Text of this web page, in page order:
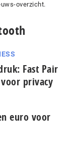
overzicht.
Fast Pair
privacy
euro voor